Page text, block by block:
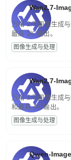
Wan2.7-
万相 2.7 图像生成
最高 2K 输出。
图像生成与处理
Wan2.7-
万相 2.7 图像生成
和最高 4K 输出。
图像生成与处理
Qwen-